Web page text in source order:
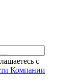
c
Компании